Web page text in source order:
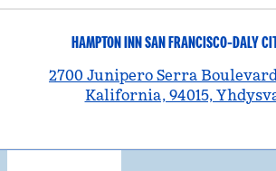
HAMPTON INN SAN FRANCISCO-DALY
2700 Junipero Serra
Kalifornia, 94015,